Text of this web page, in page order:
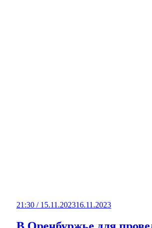
21:30 / 15.11.202316.11.2023